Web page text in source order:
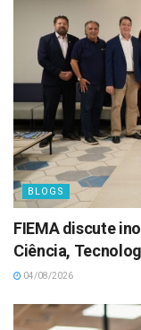
BLOGS
FIEMA discute
Ciência,
04/08/2026